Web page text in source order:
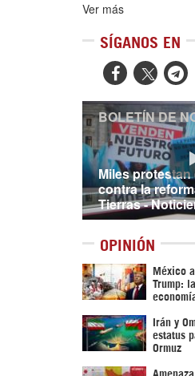
Ver más
SÍGANOS EN

Miles
contra la
Tierras -
BOLETÍN DE
OPINIÓN
México
Trump:
Irán y
estatus
Ormuz